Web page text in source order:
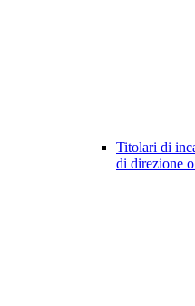
Titolari di
di direzione